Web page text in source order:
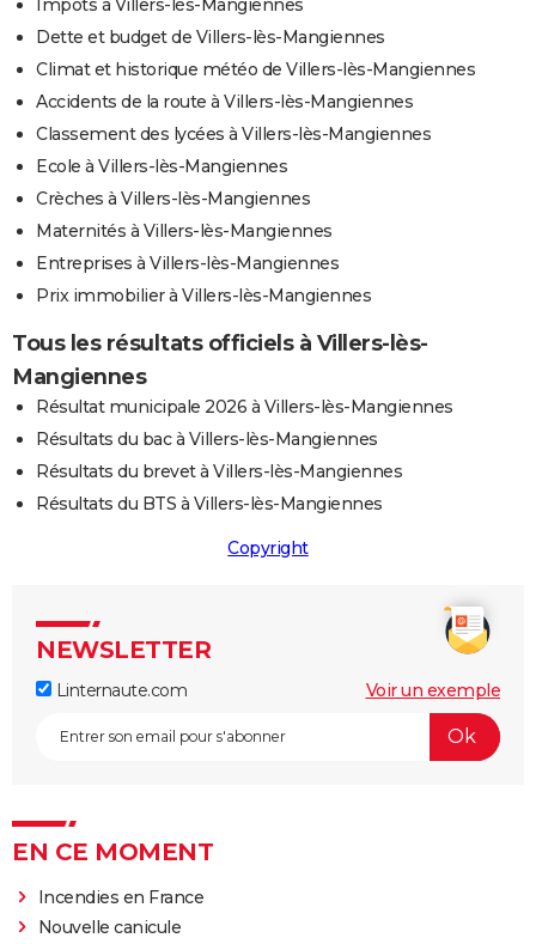
Dette et budget de Villers-lès-Mangiennes
Climat et historique météo de Villers-lès-Mangiennes
Accidents de la route à Villers-lès-Mangiennes
Classement des lycées à Villers-lès-Mangiennes
Ecole à Villers-lès-Mangiennes
Crèches à Villers-lès-Mangiennes
Maternités à Villers-lès-Mangiennes
Entreprises à Villers-lès-Mangiennes
Prix immobilier à Villers-lès-Mangiennes
Tous les résultats officiels à Villers-lès-
Mangiennes
Résultat municipale 2026 à Villers-lès-Mangiennes
Résultats du bac à Villers-lès-Mangiennes
Résultats du brevet à Villers-lès-Mangiennes
Résultats du BTS à Villers-lès-Mangiennes
Copyright
NEWSLETTER
Linternaute.com Voir un exemple
EN CE MOMENT
Incendies en France
Nouvelle canicule